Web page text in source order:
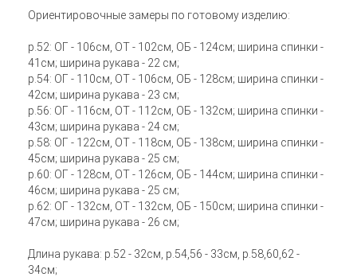
Ориентировочные замеры по готовому изделию:
р.52: ОГ - 106см, ОТ - 102см, ОБ - 124см; ширина спинки -
41см; ширина рукава - 22 см;
р.54: ОГ - 110см, ОТ - 106см, ОБ - 128см; ширина спинки -
42см; ширина рукава - 23 см;
р.56: ОГ - 116см, ОТ - 112см, ОБ - 132см; ширина спинки -
43см; ширина рукава - 24 см;
р.58: ОГ - 122см, ОТ - 118см, ОБ - 138см; ширина спинки -
45см; ширина рукава - 25 см;
р.60: ОГ - 128см, ОТ - 126см, ОБ - 144см; ширина спинки -
46см; ширина рукава - 25 см;
р.62: ОГ - 132см, ОТ - 132см, ОБ - 150см; ширина спинки -
47см; ширина рукава - 26 см;
Длина рукава: р.52 - 32см, р.54,56 - 33см, р.58,60,62 -
34см;